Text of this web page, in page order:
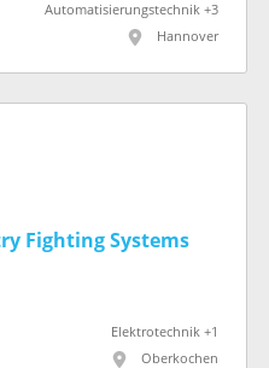
Automatisierungstechnik +3
Hannover
Fighting Systems
Elektrotechnik +1
Oberkochen